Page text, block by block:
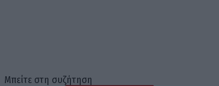
Μπείτε στη συζήτηση